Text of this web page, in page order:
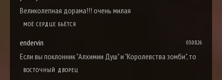
Великолепная дорама!!! очень милая
МОЁ СЕРДЦЕ БЬЁТСЯ
endervin 03.08.26
Если вы поклонник "Алхимии Душ" и "Королевства зомби", то
ВОСТОЧНЫЙ ДВОРЕЦ